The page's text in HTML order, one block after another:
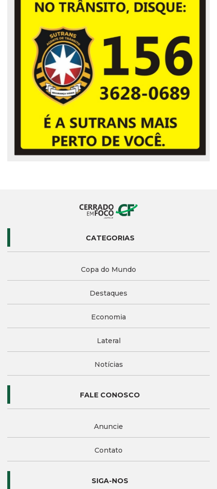
CATEGORIAS
Copa do Mundo
Destaques
Economia
Lateral
Notícias
FALE CONOSCO
Anuncie
Contato
SIGA-NOS